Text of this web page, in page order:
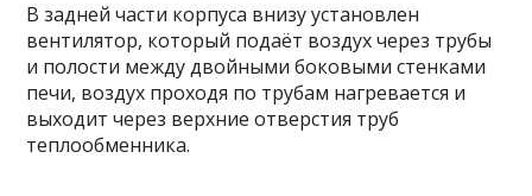
В заднейчасти корпуса внизу установлен
вентилятор, который подаёт воздух через трубы
и полости между двойными боковыми стенками
печи, воздух проходя по трубам нагревается и
выходит через верхние отверстия труб
теплообменника.